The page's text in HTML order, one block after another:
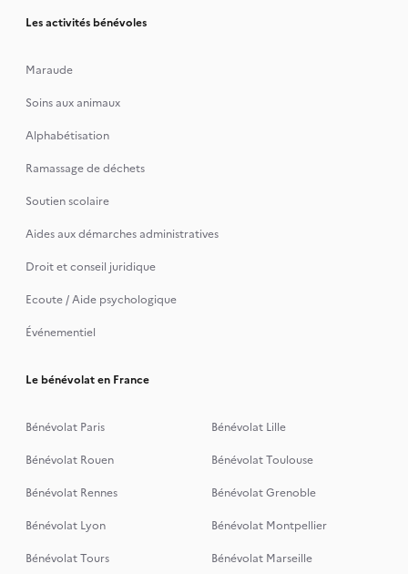
Les activités bénévoles
Maraude
Soins aux animaux
Alphabétisation
Ramassage de déchets
Soutien scolaire
Aides aux démarches administratives
Droit et conseil juridique
Ecoute / Aide psychologique
Événementiel
Le bénévolat en France
Bénévolat Paris
Bénévolat Lille
Bénévolat Rouen
Bénévolat Toulouse
Bénévolat Rennes
Bénévolat Grenoble
Bénévolat Lyon
Bénévolat Montpellier
Bénévolat Tours
Bénévolat Marseille